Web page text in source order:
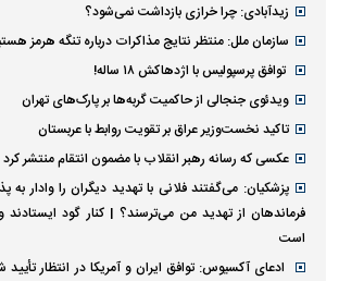
زیدآبادی: چرا خرازی بازداشت نمی‌شود؟
سازمان ملل: منتظر نتایج مذاکرات درباره تنگه هرمز
توافق پرسپولیس با اژدهاکش ۱۸ ساله!
ویدئوی جنجالی از حاکمیت گربه‌ها بر پارک‌های تهران
تاکید نخست‌وزیر عراق بر تقویت روابط با عربستان
عکسی که رسانه رهبر انقلاب با مضمون انتقام منتشر کرد
پزشکیان: می‌گفتند فلانی با تهدید دیگران را وادار به
فرماندهان از تهدید من می‌ترسند؟ | کنار گود
است
ادعای آکسیوس: توافق ایران و آمریکا در انتظار